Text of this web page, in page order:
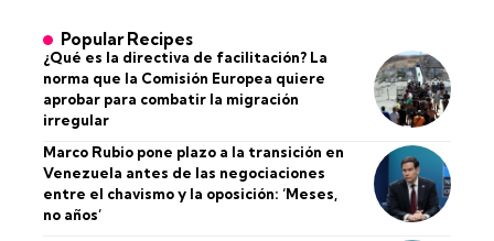
Popular Recipes
¿Qué es la directiva de facilitación? La
norma que la Comisión Europea quiere
aprobar para combatir la migración
irregular
Marco Rubio pone plazo a la transición en
Venezuela antes de las negociaciones
entre el chavismo y la oposición: ‘Meses,
no años’